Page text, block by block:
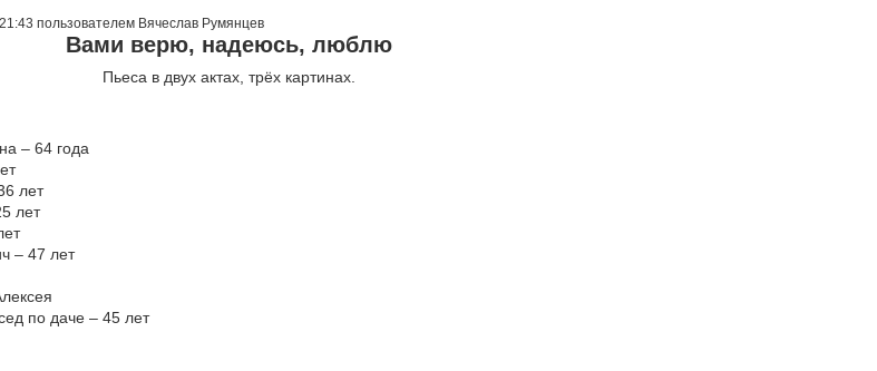
пользователем Вячеслав Румянцев
Вами верю, надеюсь, люблю
Пьеса в двух актах, трёх картинах.
– 64 года
лет
лет
– 47 лет
по даче – 45 лет